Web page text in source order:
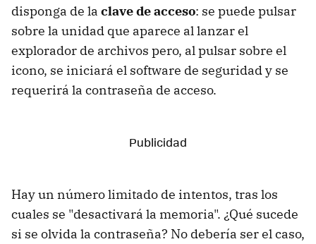
disponga de la clave de acceso: se puede pulsar
sobre la unidad que aparece al lanzar el
explorador de archivos pero, al pulsar sobre el
icono, se iniciará el software de seguridad y se
requerirá la contraseña de acceso.
Hay un número limitado de intentos, tras los
cuales se "desactivará la memoria". ¿Qué sucede
si se olvida la contraseña? No debería ser el caso,